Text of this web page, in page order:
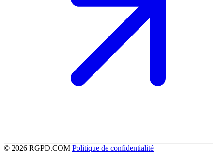
© 2026 RGPD.COM Politique de confidentialité